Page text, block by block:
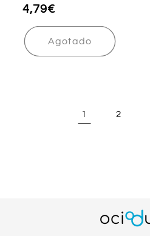
Precio
habitual
4,79€
Agotado
1 2